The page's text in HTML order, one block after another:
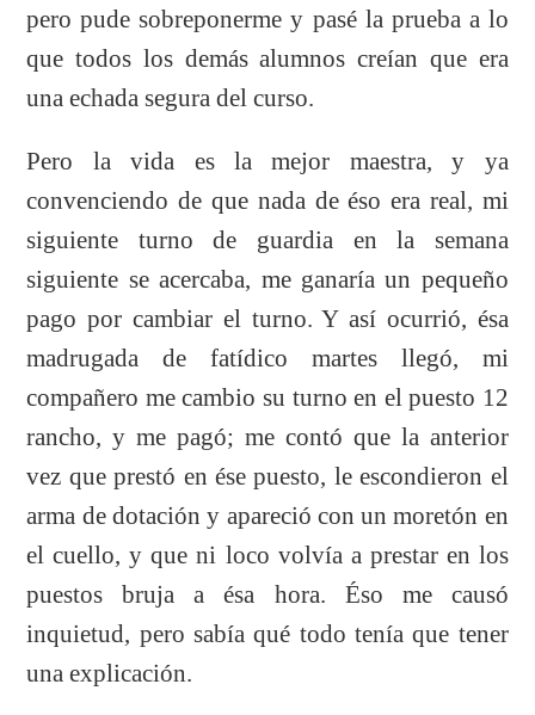
pero pude sobreponerme y pasé la prueba a lo
que todos los demás alumnos creían que era
una echada segura del curso.
Pero la vida es la mejor maestra, y ya
convenciendo de que nada de éso era real, mi
siguiente turno de guardia en la semana
siguiente se acercaba, me ganaría un pequeño
pago por cambiar el turno. Y así ocurrió, ésa
madrugada de fatídico martes llegó, mi
compañero me cambio su turno en el puesto 12
rancho, y me pagó; me contó que la anterior
vez que prestó en ése puesto, le escondieron el
arma de dotación y apareció con un moretón en
el cuello, y que ni loco volvía a prestar en los
puestos bruja a ésa hora. Éso me causó
inquietud, pero sabía qué todo tenía que tener
una explicación.